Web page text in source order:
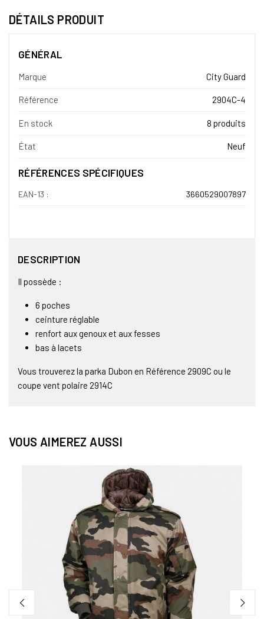
DÉTAILS PRODUIT
GÉNÉRAL
Marque City Guard
Référence 2904C-4
En stock 8 produits
État Neuf
RÉFÉRENCES SPÉCIFIQUES
EAN-13 : 3660529007897
DESCRIPTION
Il possède :
6 poches
ceinture réglable
renfort aux genoux et aux fesses
bas à lacets
Vous trouverez la parka Dubon en Référence 2909C ou le
coupe vent polaire 2914C
VOUS AIMEREZ AUSSI